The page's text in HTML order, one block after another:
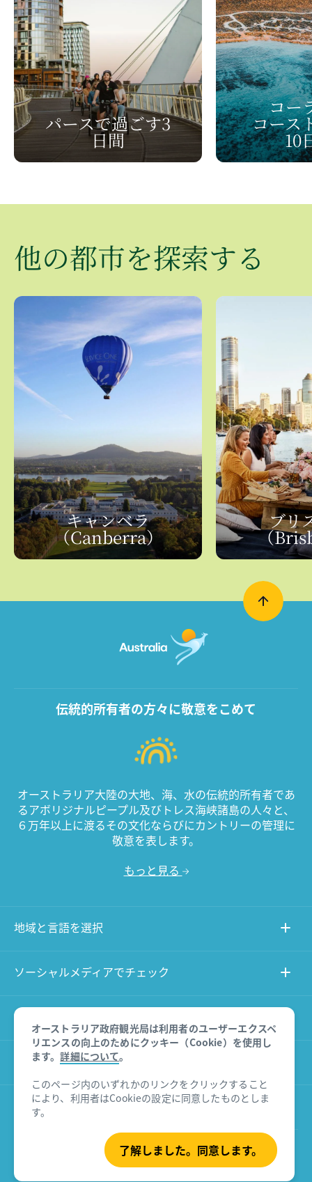
パースで​過ごす3​
日間
コー
コース
10
他の​都市を​探索する
キャンベラ​
（Canberra）
ブリ
（
オーストラリア政府観光局は利用者のユーザーエクスペ
リエンスの向上のためにクッキー（Cookie）を使用し
ます。詳細について。
このページ内のいずれかのリンクをクリックすること
により、利用者はCookieの設定に同意したものとしま
す。
了解しました。同意します。
伝統的所有者の方々に敬意をこめて
オーストラリア大陸の大地、海、水の伝統的所有者であ
るアボリジナルピープル及びトレス海峡諸島の人々と、
６万年以上に渡るその文化ならびにカントリーの管理に
敬意を表します。
もっと見る
地域と言語を選択
ソーシャルメディアでチェック
このサイトについて
その他のサイト
商品に関する免責事項
© Tourism Australia 2026